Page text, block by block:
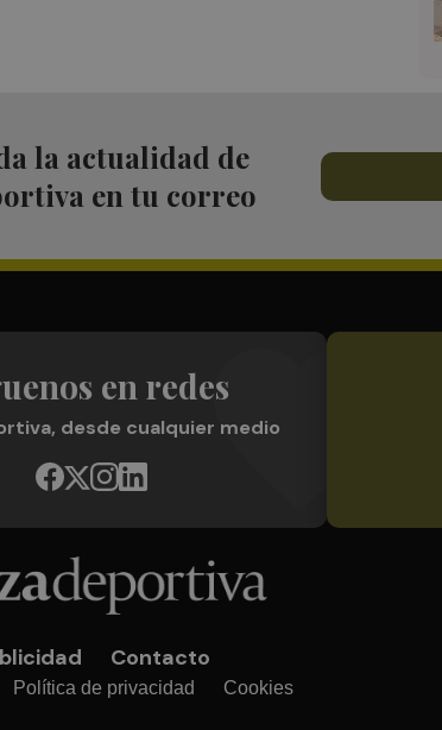
la actualidad de
en tu correo
en redes
desde cualquier medio
Contacto
Política de privacidad Cookies